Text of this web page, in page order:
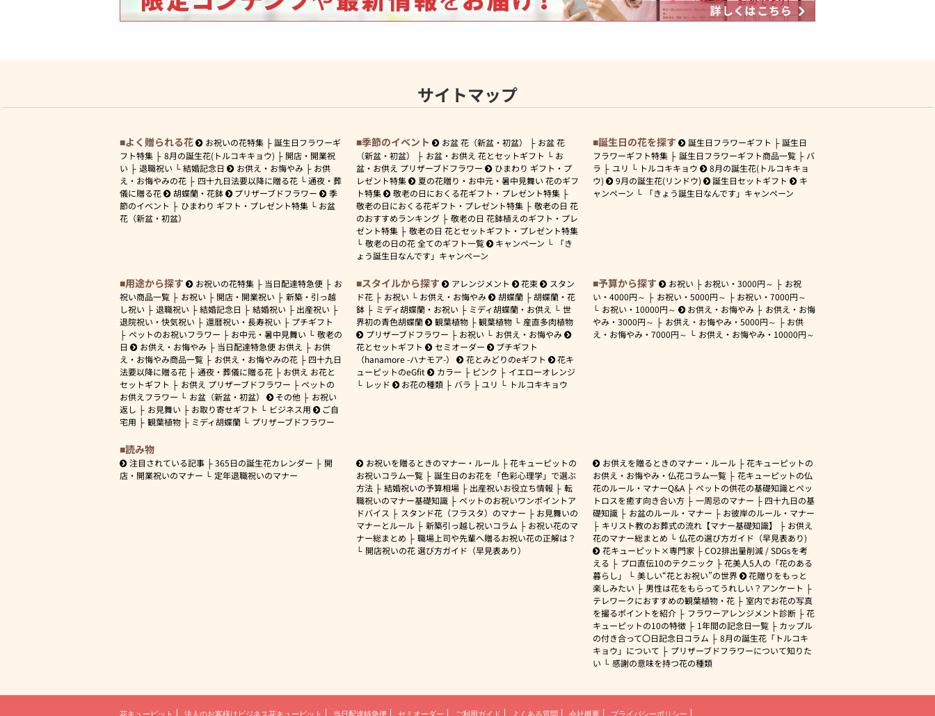
サイトマップ
よく贈られる花 お祝いの花特集
誕生日フラワーギ
フト特集
8月の誕生花(トルコキキョウ)
開店・開業祝
い
退職祝い 結婚記念日 お供え・お悔やみ
お供
え・お悔やみの花
四十九日法要以降に贈る花
通夜・葬
儀に贈る花
胡蝶蘭・花鉢 プリザーブドフラワー
季
節のイベント
ひまわり ギフト・プレゼント特集
お盆
花（新盆・初盆）
季節のイベント お盆 花（新盆・初盆）
お盆 花
（新盆・初盆）
お盆・お供え 花とセットギフト
お
盆・お供え プリザーブドフラワー
ひまわり ギフト・プ
レゼント特集
夏の花贈り・お中元・暑中見舞い 花のギフ
ト特集
敬老の日におくる花ギフト・プレゼント特集
敬老の日におくる花ギフト・プレゼント特集
敬老の日 花
のおすすめランキング
敬老の日 花鉢植えのギフト・プレ
ゼント特集
敬老の日 花とセットギフト・プレゼント特集
敬老の日の花 全てのギフト一覧
キャンペーン
「き
ょう誕生日なんです」キャンペーン
誕生日の花を探す 誕生日フラワーギフト
誕生日
フラワーギフト特集
誕生日フラワーギフト商品一覧
バ
ラ
ユリ トルコキキョウ
8月の誕生花(トルコキキョ
ウ)
9月の誕生花(リンドウ) 誕生日セットギフト
キ
ャンペーン
「きょう誕生日なんです」キャンペーン
用途から探す お祝いの花特集 当日配達特急便
お
祝い商品一覧
お祝い 開店・開業祝い
新築・引っ越
し祝い
退職祝い 結婚記念日 結婚祝い
出産祝い
退院祝い・快気祝い
還暦祝い・長寿祝い
プチギフト
ペットのお祝いフラワー
お中元・暑中見舞い
敬老の
日
お供え・お悔やみ 当日配達特急便 お供え
お供
え・お悔やみ商品一覧
お供え・お悔やみの花
四十九日
法要以降に贈る花
通夜・葬儀に贈る花
お供え お花と
セットギフト
お供え プリザーブドフラワー
ペットの
お供えフラワー
お盆（新盆・初盆） その他
お祝い
返し
お見舞い お取り寄せギフト ビジネス用
ご自
宅用
観葉植物 ミディ胡蝶蘭 プリザーブドフラワー
スタイルから探す アレンジメント 花束
スタン
ド花
お祝い お供え・お悔やみ 胡蝶蘭
胡蝶蘭・花
鉢
ミディ胡蝶蘭・お祝い ミディ胡蝶蘭・お供え
世
界初の青色胡蝶蘭
観葉植物 観葉植物
産直多肉植物
プリザーブドフラワー
お祝い
お供え・お悔やみ
花とセットギフト
セミオーダー
プチギフト
（hanamore -ハナモア-）
花とみどりのeギフト
花キ
ューピットのeGfit
カラー ピンク
イエローオレンジ
レッド
お花の種類 バラ ユリ トルコキキョウ
予算から探す お祝い お祝い・3000円～
お祝
い・ 4000円～ お祝い・ 5000円～ お祝い・7000円～
お祝い・ 10000円～ お供え・お悔やみ
お供え・お悔
やみ・ 3000円～ お供え・お悔やみ・ 5000円～
お供
え・お悔やみ・ 7000円～ お供え・お悔やみ・ 10000円～
読み物
注目されている記事 365日の誕生花カレンダー
開
店・開業祝いのマナー
定年退職祝いのマナー
お祝いを贈るときのマナー・ルール
花キューピットの
お祝いコラム一覧
誕生日のお花を「色彩心理学」で選ぶ
方法
結婚祝いの予算相場 出産祝いお役立ち情報
転
職祝いのマナー基礎知識
ペットのお祝いワンポイントア
ドバイス
スタンド花（フラスタ）のマナー
お見舞いの
マナーとルール
新築引っ越し祝いコラム
お祝い花のマ
ナー総まとめ
職場上司や先輩へ贈るお祝い花の正解は？
開店祝いの花 選び方ガイド（早見表あり）
お供えを贈るときのマナー・ルール
花キューピットの
お供え・お悔やみ・仏花コラム一覧
花キューピットの仏
花のルール・マナーQ&A
ペットの供花の基礎知識とペッ
トロスを癒す向き合い方
一周忌のマナー
四十九日の基
礎知識
お盆のルール・マナー
お彼岸のルール・マナー
キリスト教のお葬式の流れ【マナー基礎知識】
お供え
花のマナー総まとめ
仏花の選び方ガイド（早見表あり)
花キューピット×専門家
CO2排出量削減 / SDGsを考
える
プロ直伝10のテクニック
花美人5人の「花のある
暮らし」
美しい“花とお祝い”の世界
花贈りをもっと
楽しみたい
男性は花をもらってうれしい？アンケート
テレワークにおすすめの観葉植物・花
室内でお花の写真
を撮るポイントを紹介
フラワーアレンジメント診断
花
キューピットの10の特徴
1年間の記念日一覧
カップル
の付き合って〇日記念日コラム
8月の誕生花「トルコキ
キョウ」について
プリザーブドフラワーについて知りた
い
感謝の意味を持つ花の種類
花キューピット 法人のお客様は ビジネス花キューピット 当日配達特急便 セミオーダー ご利用ガイド よくある質問 会社概要 プライバシーポリシー